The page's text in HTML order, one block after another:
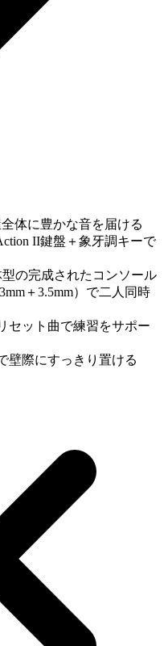
体に豊かな音を届ける
II鍵盤＋象牙調キーで
の完成されたコンソール
＋3.5mm）で二人同時
セット曲で練習をサポー
壁際にすっきり置ける